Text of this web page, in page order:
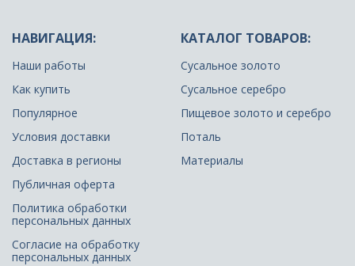
НАВИГАЦИЯ:
Наши работы
Как купить
Популярное
Условия доставки
Доставка в регионы
Публичная оферта
Политика обработки
персональных данных
Согласие на обработку
персональных данных
КАТАЛОГ ТОВАРОВ:
Сусальное золото
Сусальное серебро
Пищевое золото и серебро
Поталь
Материалы